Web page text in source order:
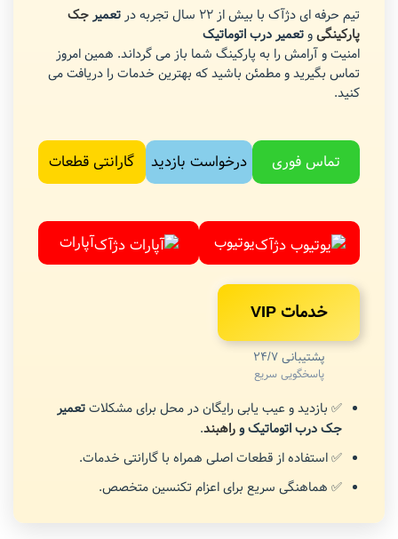
تیم حرفه ای دژآک با بیش از 22 سال تجربه در تعمیرجک
پارکینگیوتعمیر درب اتوماتیک
امنیت و آرامش را به پارکینگ شما باز می گرداند. همین امروز
تماس بگیرید و مطمئن باشید که بهترین خدمات را دریافت می
کنید.
تماس فوری درخواست بازدید گارانتی قطعات
یوتیوب آپارات
خدمات VIP
پشتیبانی 24/7
پاسخگویی سریع
✅ بازدید و عیب یابی رایگان در محل برای مشکلاتتعمیر
جک درب اتوماتیک وراهبند.
✅ استفاده از قطعات اصلی همراه با گارانتی خدمات.
✅ هماهنگی سریع برای اعزام تکنسین متخصص.